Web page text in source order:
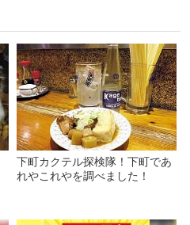
下町カクテル探検隊！下町であ
れやこれやを調べました！